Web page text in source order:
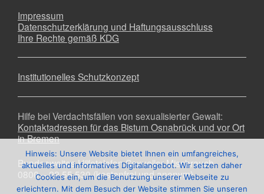
Impressum
Datenschutzerklärung und Haftungsausschluss
Ihre Rechte gemäß KDG
Institutionelles Schutzkonzept
Hilfe bei Verdachtsfällen von sexualisierter Gewalt:
Kontaktadressen für das Bistum Osnabrück und vor Ort
in Bremen
Bundesweites Hilfetelefon Sexueller Missbrauch
0800 – 22 55 530 (kostenfrei und anonym)
Hinweis: Unsere Website bietet Ihnen ein umfangreiches,
aktuelles und informatives Digitalangebot. Wir setzen daher
Cookies ein, um die Benutzung unserer Webseite zu
erleichtern. Mit dem Besuch der Website stimmen Sie unseren